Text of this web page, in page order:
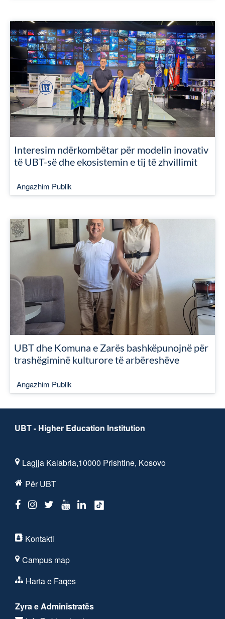
Interesim ndërkombëtar për modelin inovativ
të UBT-së dhe ekosistemin e tij të zhvillimit
Angazhim Publik
UBT dhe Komuna e Zarës bashkëpunojnë për
trashëgiminë kulturore të arbëreshëve
Angazhim Publik
UBT - Higher Education Institution
Lagjja Kalabria,10000 Prishtine, Kosovo
Për UBT
Kontakti
Campus map
Harta e Faqes
Zyra e Administratës